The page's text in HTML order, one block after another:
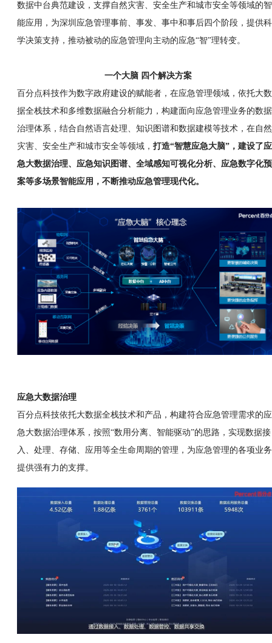
数据中台典范建设，支撑自然灾害、安全生产和城市安全等领域的智
能应用，为深圳应急管理事前、事发、事中和事后四个阶段，提供科
学决策支持，推动被动的应急管理向主动的应急“智”理转变。
一个大脑 四个解决方案
百分点科技作为数字政府建设的赋能者，在应急管理领域，依托大数
据全栈技术和多维数据融合分析能力，构建面向应急管理业务的数据
治理体系，结合自然语言处理、知识图谱和数据建模等技术，在自然
灾害、安全生产和城市安全等领域， 打造“智慧应急大脑”，建设了应
急大数据治理、应急知识图谱、全域感知可视化分析、应急数字化预
案等多场景智能应用，不断推动应急管理现代化。
应急大数据治理
百分点科技依托大数据全栈技术和产品，构建符合应急管理需求的应
急大数据治理体系，按照“数用分离、智能驱动”的思路，实现数据接
入、处理、存储、应用等全生命周期的管理，为应急管理的各项业务
提供强有力的支撑。